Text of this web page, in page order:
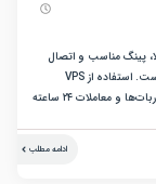
و اتصال
پایدار، به یکی از انتخاب‌های محبوب معامله‌گران ایرانی تبدیل شده است. استفاده از VPS
ارمنستان ریسک بلاک شدن حساب را کاهش می‌دهد و امکان اجرای ربات‌ها و معاملات ۲۴ ساعته